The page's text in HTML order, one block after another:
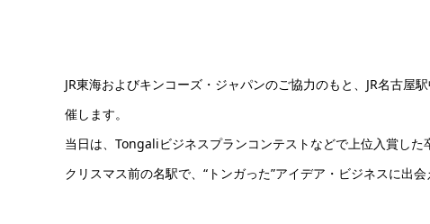
JR東海およびキンコーズ・ジャパンのご協力のもと、JR名古
催します。
当日は、Tongaliビジネスプランコンテストなどで上位入賞した
クリスマス前の名駅で、“トンガった”アイデア・ビジネスに出